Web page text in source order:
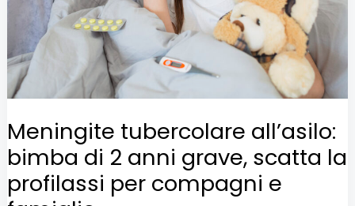
Meningite tubercolare all’asilo:
bimba di 2 anni grave, scatta la
profilassi per compagni e
anni
grave,
scatta
profilassi
per
compagni